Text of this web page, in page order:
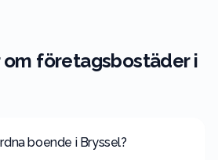
om företagsbostäder i
boende i Bryssel?